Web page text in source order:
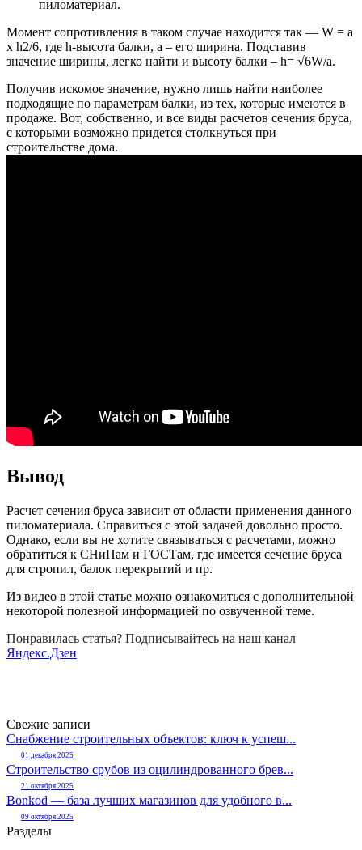
пиломатериал.
Момент сопротивления в таком случае находится так — W = a
x h2/6, где h-высота балки, а – его ширина. Подставив
значение ширины, легко найти и высоту балки – h= √6W/a.
Получив искомое значение, нужно лишь найти наиболее
подходящие по параметрам балки, из тех, которые имеются в
продаже. Вот, собственно, и все виды расчетов сечения бруса,
с которыми возможно придется столкнуться при
строительстве дома.
Вывод
Расчет сечения бруса зависит от области применения данного
пиломатериала. Справиться с этой задачей довольно просто.
Однако, если вы не хотите связываться с расчетами, можно
обратиться к СНиПам и ГОСТам, где имеется сечение бруса
для стропил, балок перекрытий и пр.
Из видео в этой статье можно ознакомиться с дополнительной
некоторой полезной информацией по озвученной теме.
Понравилась статья? Подписывайтесь на наш канал
Яндекс.Дзен
Свежие записи
Снабжение строительных объектов: ключ к успеш...
01 декабря 2025
Строительство срубов из оцилиндрованного брев...
21 октября 2025
Bonkod — база лучших магазинов для удобного в...
09 октября 2025
Разделы